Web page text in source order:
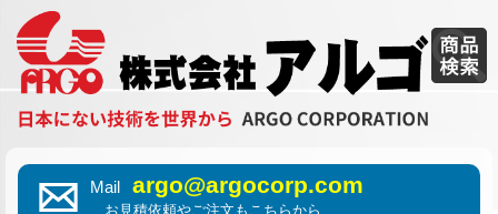
Mail argo@argocorp.com
お見積依頼やご注文もこちらから